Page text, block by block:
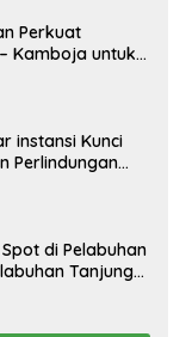
Perkuat
Kamboja untuk
instansi Kunci
Perlindungan
di Pelabuhan
Tanjung